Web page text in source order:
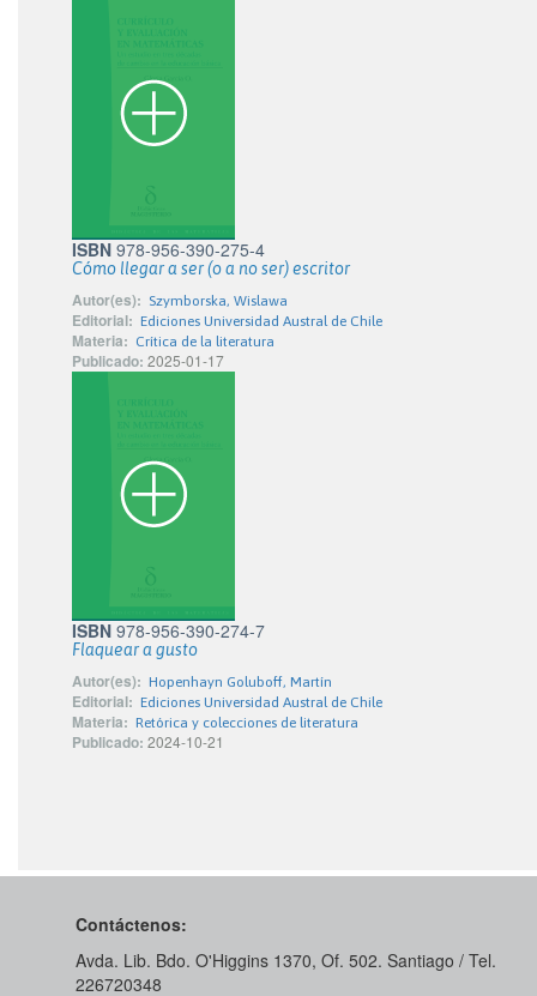
ISBN 978-956-390-275-4
Cómo llegar a ser (o a no ser) escritor
Autor(es): Szymborska, Wislawa
Editorial: Ediciones Universidad Austral de Chile
Materia: Crítica de la literatura
Publicado: 2025-01-17
ISBN 978-956-390-274-7
Flaquear a gusto
Autor(es): Hopenhayn Goluboff, Martín
Editorial: Ediciones Universidad Austral de Chile
Materia: Retórica y colecciones de literatura
Publicado: 2024-10-21
Contáctenos:
Avda. Lib. Bdo. O'Higgins 1370, Of. 502. Santiago / Tel.
226720348